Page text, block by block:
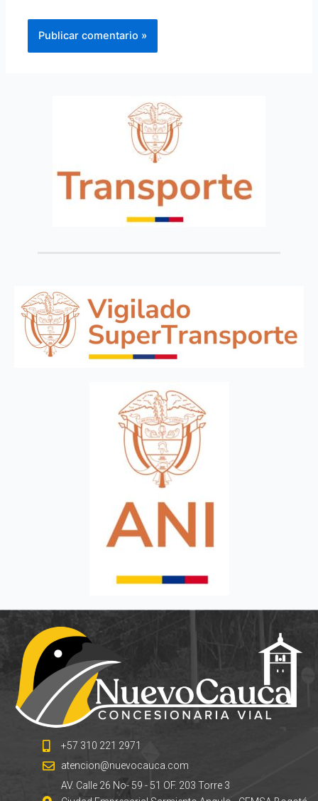
+57 310 221 2971
atencion@nuevocauca.com
AV. Calle 26 No- 59 - 51 OF. 203 Torre 3